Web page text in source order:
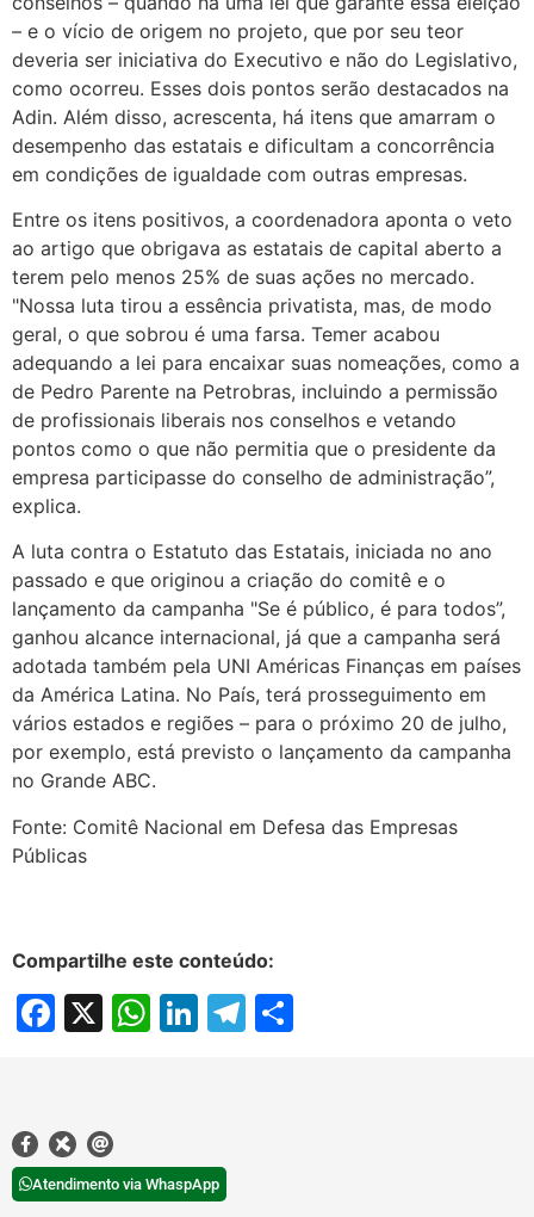
– e o vício de origem no projeto, que por seu teor
deveria ser iniciativa do Executivo e não do Legislativo,
como ocorreu. Esses dois pontos serão destacados na
Adin. Além disso, acrescenta, há itens que amarram o
desempenho das estatais e dificultam a concorrência
em condições de igualdade com outras empresas.
Entre os itens positivos, a coordenadora aponta o veto
ao artigo que obrigava as estatais de capital aberto a
terem pelo menos 25% de suas ações no mercado.
"Nossa luta tirou a essência privatista, mas, de modo
geral, o que sobrou é uma farsa. Temer acabou
adequando a lei para encaixar suas nomeações, como a
de Pedro Parente na Petrobras, incluindo a permissão
de profissionais liberais nos conselhos e vetando
pontos como o que não permitia que o presidente da
empresa participasse do conselho de administração”,
explica.
A luta contra o Estatuto das Estatais, iniciada no ano
passado e que originou a criação do comitê e o
lançamento da campanha "Se é público, é para todos”,
ganhou alcance internacional, já que a campanha será
adotada também pela UNI Américas Finanças em países
da América Latina. No País, terá prosseguimento em
vários estados e regiões – para o próximo 20 de julho,
por exemplo, está previsto o lançamento da campanha
no Grande ABC.
Fonte: Comitê Nacional em Defesa das Empresas
Públicas
Compartilhe este conteúdo:
Facebook
X WhatsApp
LinkedIn
Telegram
Atendimento via WhaspApp